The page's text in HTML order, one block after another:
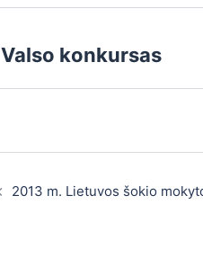
Valso konkursas
2013 m. Lietuvos šokio